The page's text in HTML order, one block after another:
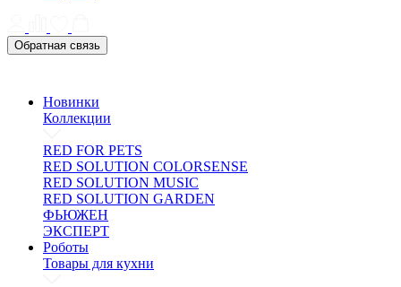
Обратная связь
Новинки
Коллекции
RED FOR PETS
RED SOLUTION COLORSENSE
RED SOLUTION MUSIC
RED SOLUTION GARDEN
ФЬЮЖЕН
ЭКСПЕРТ
Роботы
Товары для кухни